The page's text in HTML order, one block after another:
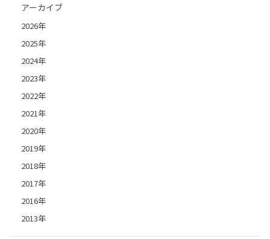
アーカイブ
2026年
2025年
2024年
2023年
2022年
2021年
2020年
2019年
2018年
2017年
2016年
2013年